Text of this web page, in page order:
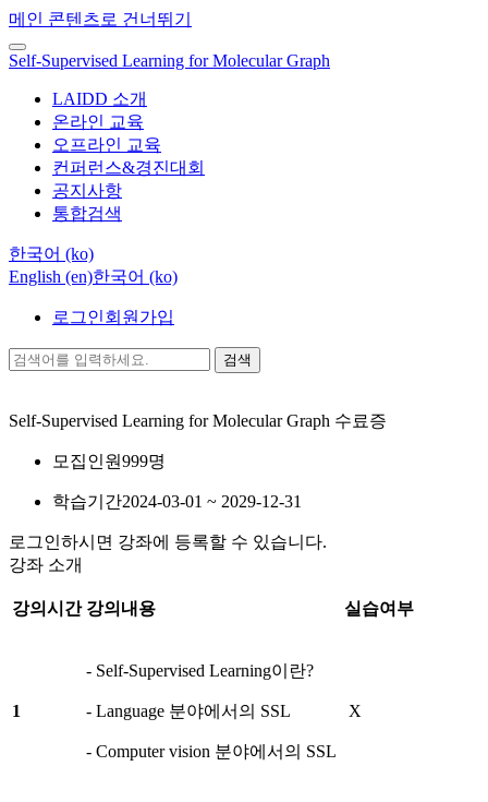
메인 콘텐츠로 건너뛰기
Self-Supervised Learning for Molecular Graph
LAIDD 소개
온라인 교육
오프라인 교육
컨퍼런스&경진대회
공지사항
통합검색
한국어 ‎(ko)‎
English ‎(en)‎한국어 ‎(ko)‎
로그인회원가입
검색
Self-Supervised Learning for Molecular Graph 수료증
모집인원999명
학습기간2024-03-01 ~ 2029-12-31
로그인하시면 강좌에 등록할 수 있습니다.
강좌 소개
강의시간 강의내용 실습여부
1
- Self-Supervised Learning이란?
- Language 분야에서의 SSL
- Computer vision 분야에서의 SSL
X